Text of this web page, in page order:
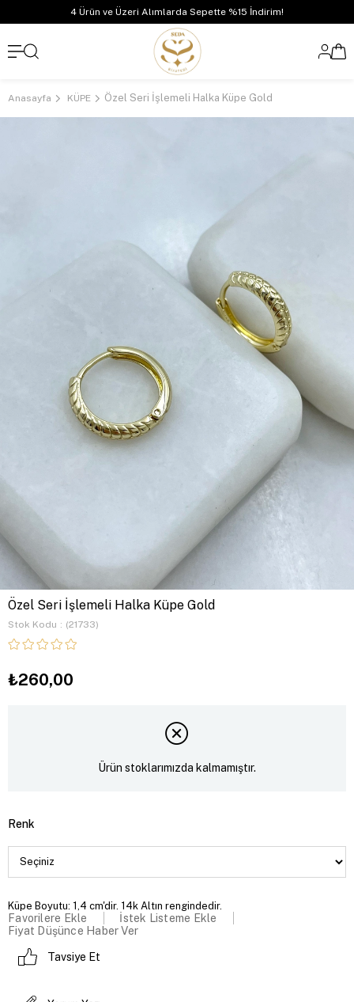
4 Ürün ve Üzeri Alımlarda Sepette %15 İndirim!
Anasayfa KÜPE Özel Seri İşlemeli Halka Küpe Gold
Özel Seri İşlemeli Halka Küpe Gold
Stok Kodu (21733)
₺260,00
Ürün stoklarımızda kalmamıştır.
Renk
Küpe Boyutu: 1,4 cm'dir. 14k Altın rengindedir.
Favorilere Ekle
İstek Listeme Ekle
Fiyat Düşünce Haber Ver
Tavsiye Et